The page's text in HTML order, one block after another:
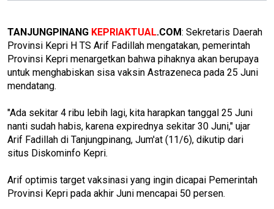
TANJUNGPINANG KEPRIAKTUAL.COM: Sekretaris Daerah
Provinsi Kepri H TS Arif Fadillah mengatakan, pemerintah
Provinsi Kepri menargetkan bahwa pihaknya akan berupaya
untuk menghabiskan sisa vaksin Astrazeneca pada 25 Juni
mendatang.
"Ada sekitar 4 ribu lebih lagi, kita harapkan tanggal 25 Juni
nanti sudah habis, karena expirednya sekitar 30 Juni," ujar
Arif Fadillah di Tanjungpinang, Jum'at (11/6), dikutip dari
situs Diskominfo Kepri.
Arif optimis target vaksinasi yang ingin dicapai Pemerintah
Provinsi Kepri pada akhir Juni mencapai 50 persen.